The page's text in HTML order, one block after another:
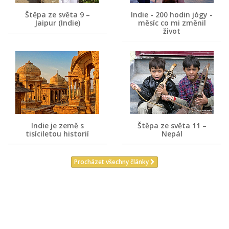
Štěpa ze světa 9 –
Jaipur (Indie)
Indie - 200 hodin jógy -
měsíc co mi změnil
život
Indie je země s
tisíciletou historií
Štěpa ze světa 11 –
Nepál
Procházet všechny články